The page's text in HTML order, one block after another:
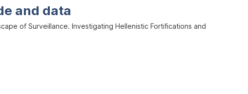
and data
of Surveillance. Investigating Hellenistic Fortifications and